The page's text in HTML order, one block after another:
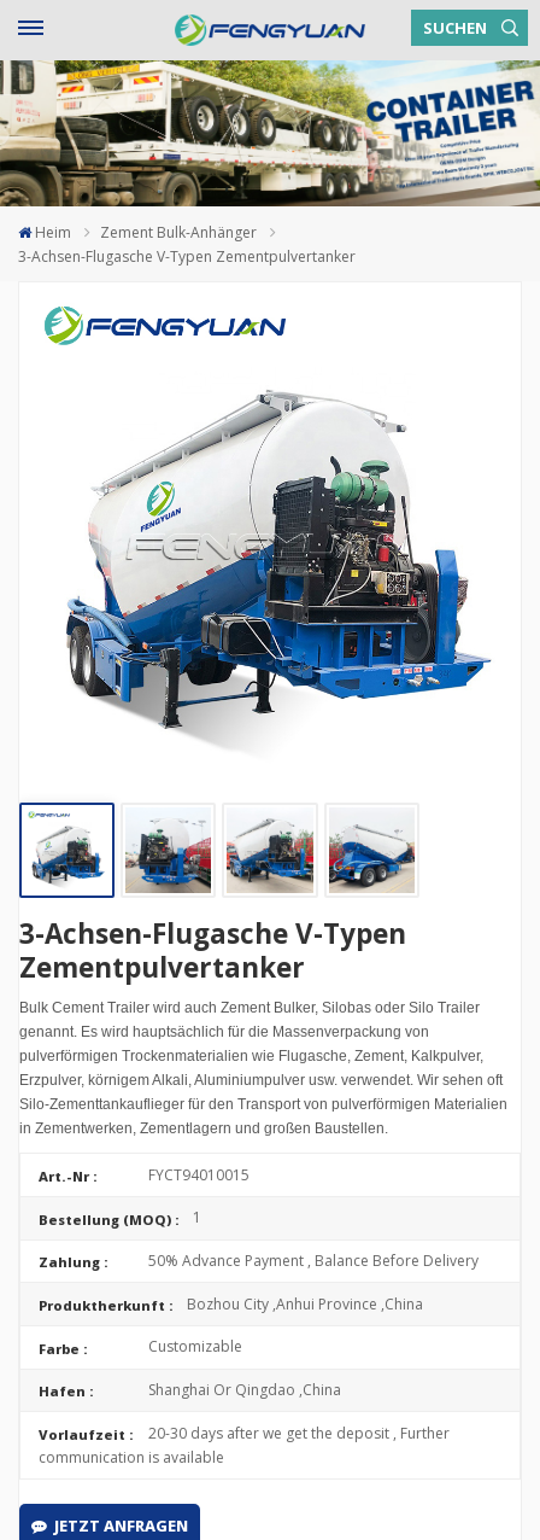
SUCHEN
Heim
Zement Bulk-Anhänger
3-Achsen-Flugasche V-Typen Zementpulvertanker
3-Achsen-Flugasche V-Typen
Zementpulvertanker
Bulk Cement Trailer wird auch Zement Bulker, Silobas oder Silo Trailer
genannt. Es wird hauptsächlich für die Massenverpackung von
pulverförmigen Trockenmaterialien wie Flugasche, Zement, Kalkpulver,
Erzpulver, körnigem Alkali, Aluminiumpulver usw. verwendet. Wir sehen oft
Silo-Zementtankauflieger für den Transport von pulverförmigen Materialien
in Zementwerken, Zementlagern und großen Baustellen.
Art.-Nr : FYCT94010015
Bestellung (MOQ) : 1
Zahlung : 50% Advance Payment , Balance Before Delivery
Produktherkunft : Bozhou City ,Anhui Province ,China
Farbe : Customizable
Hafen : Shanghai Or Qingdao ,China
Vorlaufzeit :
20-30 days after we get the deposit , Further
communication is available
JETZT ANFRAGEN